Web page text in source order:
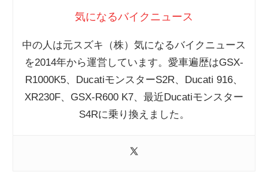
気になるバイクニュース
中の人は元スズキ（株）気になるバイクニュース
を2014年から運営しています。愛車遍歴はGSX-
R1000K5、DucatiモンスターS2R、Ducati 916、
XR230F、GSX-R600 K7、最近Ducatiモンスター
S4Rに乗り換えました。